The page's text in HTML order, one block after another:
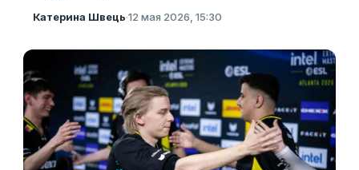
Катерина Швець·12 мая 2026, 15:30